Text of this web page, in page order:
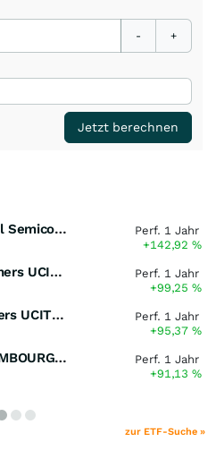
- +
Jetzt berechnen
iShares MSCI Global Semiconductors UCITS ETF USD (Acc)
Perf. 1 Jahr
+142,92%
Global X Copper Miners UCITS ETF USD Acc
Perf. 1 Jahr
+99,25%
iShares Copper Miners UCITS ETF
Perf. 1 Jahr
+95,37%
MULTI UNITS LUXEMBOURG - Lyxor MSCI Semiconductors ESG Filtered
Perf. 1 Jahr
+91,13%
zur ETF-Suche »